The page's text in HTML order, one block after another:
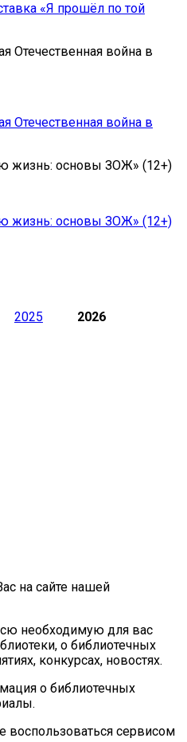
«Я прошёл по той
Отечественная война в
Отечественная война в
жизнь: основы ЗОЖ» (12+)
жизнь: основы ЗОЖ» (12+)
2025 2026
на сайте нашей
необходимую для вас
о библиотечных
конкурсах, новостях.
о библиотечных
сервисом